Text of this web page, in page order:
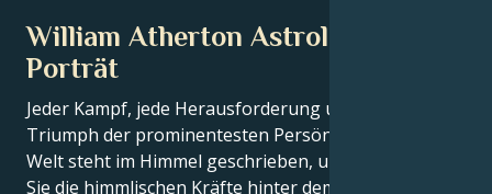
William Atherton Astrologisches
Porträt
Jeder Kampf, jede Herausforderung und jeder
Triumph der prominentesten Persönlichkeiten der
Welt steht im Himmel geschrieben, und jetzt können
Sie die himmlischen Kräfte hinter dem Charme und